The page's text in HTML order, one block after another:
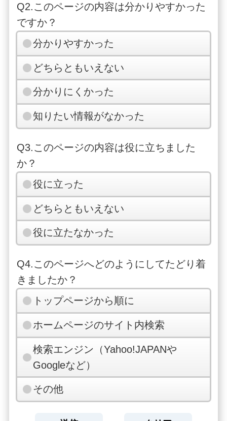
Q2.このページの内容は分かりやすかった
ですか？
分かりやすかった
どちらともいえない
分かりにくかった
知りたい情報がなかった
Q3.このページの内容は役に立ちました
か？
役に立った
どちらともいえない
役に立たなかった
Q4.このページへどのようにしてたどり着
きましたか？
トップページから順に
ホームページのサイト内検索
検索エンジン（Yahoo!JAPANや
Googleなど）
その他